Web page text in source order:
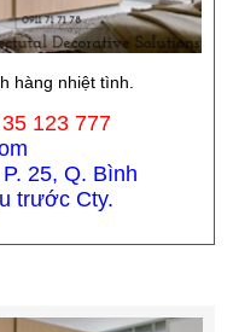
hàng nhiệt tình.
123 777
25, Q. Bình
trước Cty.